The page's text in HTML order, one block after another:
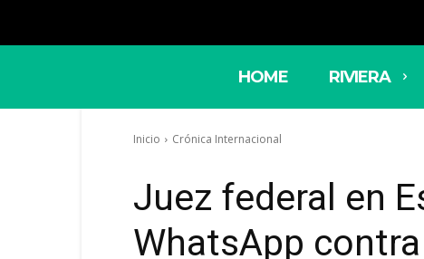
HOME RIVIERA
Inicio Crónica Internacional
Juez federal en
WhatsApp